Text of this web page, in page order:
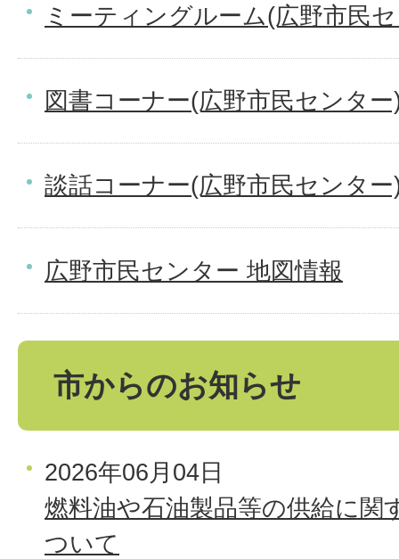
ミーティングルーム(広野市民
図書コーナー(広野市民センター
談話コーナー(広野市民センター
広野市民センター 地図情報
市からのお知らせ
2026年06月04日
燃料油や石油製品等の供給に関
ついて